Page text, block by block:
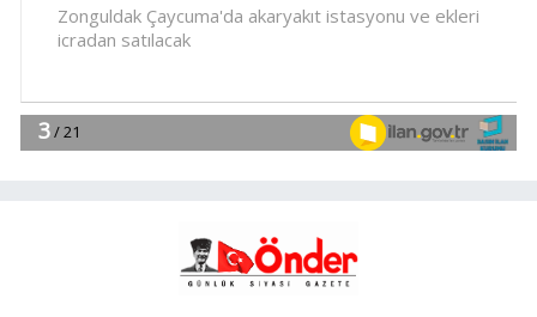
17:28Kadın Arkadaşlıkları Ruh
17:17
arızalanan tekne kurtarıldı